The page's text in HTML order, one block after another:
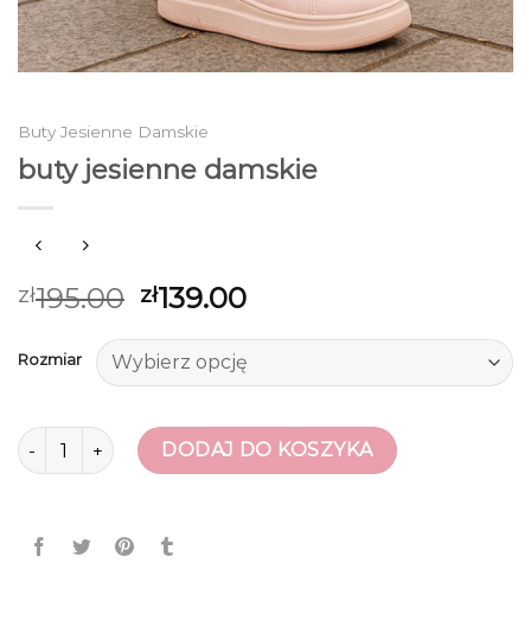
Buty Jesienne Damskie
buty jesienne damskie
zł195.00 zł139.00
Rozmiar
ilość buty jesienne damskieDODAJ DO KOSZYKA